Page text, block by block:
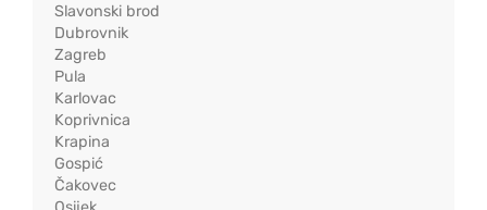
Slavonski brod
Dubrovnik
Zagreb
Pula
Karlovac
Koprivnica
Krapina
Gospić
Čakovec